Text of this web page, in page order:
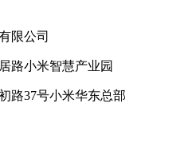
限公司
路小米智慧产业园
路37号小米华东总部